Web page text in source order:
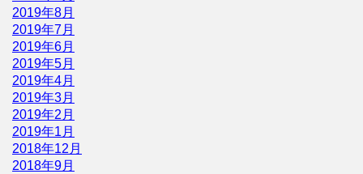
2019年8月
2019年7月
2019年6月
2019年5月
2019年4月
2019年3月
2019年2月
2019年1月
2018年12月
2018年9月